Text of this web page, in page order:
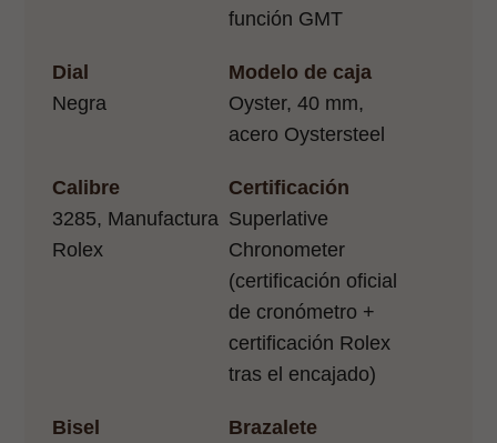
función GMT
Dial
Negra
Modelo de caja
Oyster, 40 mm,
acero Oystersteel
Calibre
3285, Manufactura
Rolex
Certificación
Superlative
Chronometer
(certificación oficial
de cronómetro +
certificación Rolex
tras el encajado)
Bisel
Brazalete